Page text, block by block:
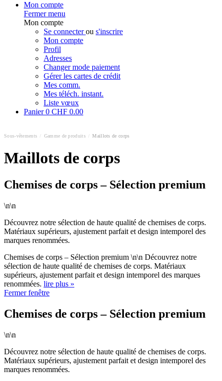
Mon compte
Fermer menu
Mon compte
Se connecterou s'inscrire
Mon compte
Profil
Adresses
Changer mode paiement
Gérer les cartes de crédit
Mes comm.
Mes téléch. instant.
Liste vœux
Panier0 CHF 0.00
Sous-vêtements Gamme de produits Maillots de corps
Maillots de corps
Chemises de corps – Sélection premium
\n\n
Découvrez notre sélection de haute qualité de chemises de corps.
Matériaux supérieurs, ajustement parfait et design intemporel des
marques renommées.
Chemises de corps – Sélection premium \n\n Découvrez notre
sélection de haute qualité de chemises de corps. Matériaux
supérieurs, ajustement parfait et design intemporel des marques
renommées. lire plus »
Fermer fenêtre
Chemises de corps – Sélection premium
\n\n
Découvrez notre sélection de haute qualité de chemises de corps.
Matériaux supérieurs, ajustement parfait et design intemporel des
marques renommées.